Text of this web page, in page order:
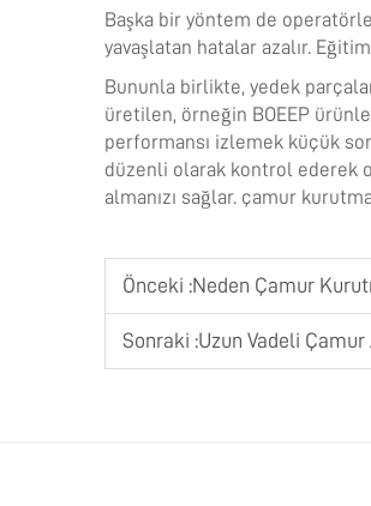
Başka bir yöntem de
yavaşlatan hatalar azalır.
Bununla birlikte, yedek
üretilen, örneğin BOEEP
performansı izlemek küçük
düzenli olarak kontrol ederek
almanızı sağlar. çamur
Önceki :Neden Çamur
Sonraki :Uzun Vadeli Çamur